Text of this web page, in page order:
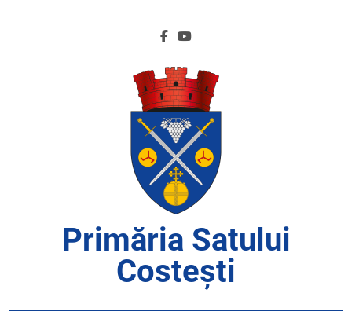
Primăria Satului
Costești